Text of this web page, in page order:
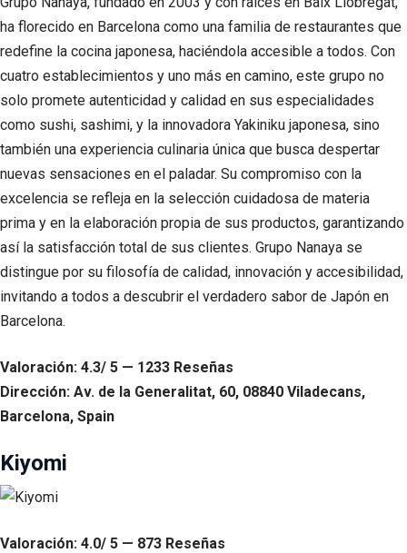
ha florecido en Barcelona como una familia de restaurantes que
redefine la cocina japonesa, haciéndola accesible a todos. Con
cuatro establecimientos y uno más en camino, este grupo no
solo promete autenticidad y calidad en sus especialidades
como sushi, sashimi, y la innovadora Yakiniku japonesa, sino
también una experiencia culinaria única que busca despertar
nuevas sensaciones en el paladar. Su compromiso con la
excelencia se refleja en la selección cuidadosa de materia
prima y en la elaboración propia de sus productos, garantizando
así la satisfacción total de sus clientes. Grupo Nanaya se
distingue por su filosofía de calidad, innovación y accesibilidad,
invitando a todos a descubrir el verdadero sabor de Japón en
Barcelona.
Valoración: 4.3/ 5 — 1233 Reseñas
Dirección: Av. de la Generalitat, 60, 08840 Viladecans,
Barcelona, Spain
Kiyomi
Valoración: 4.0/ 5 — 873 Reseñas